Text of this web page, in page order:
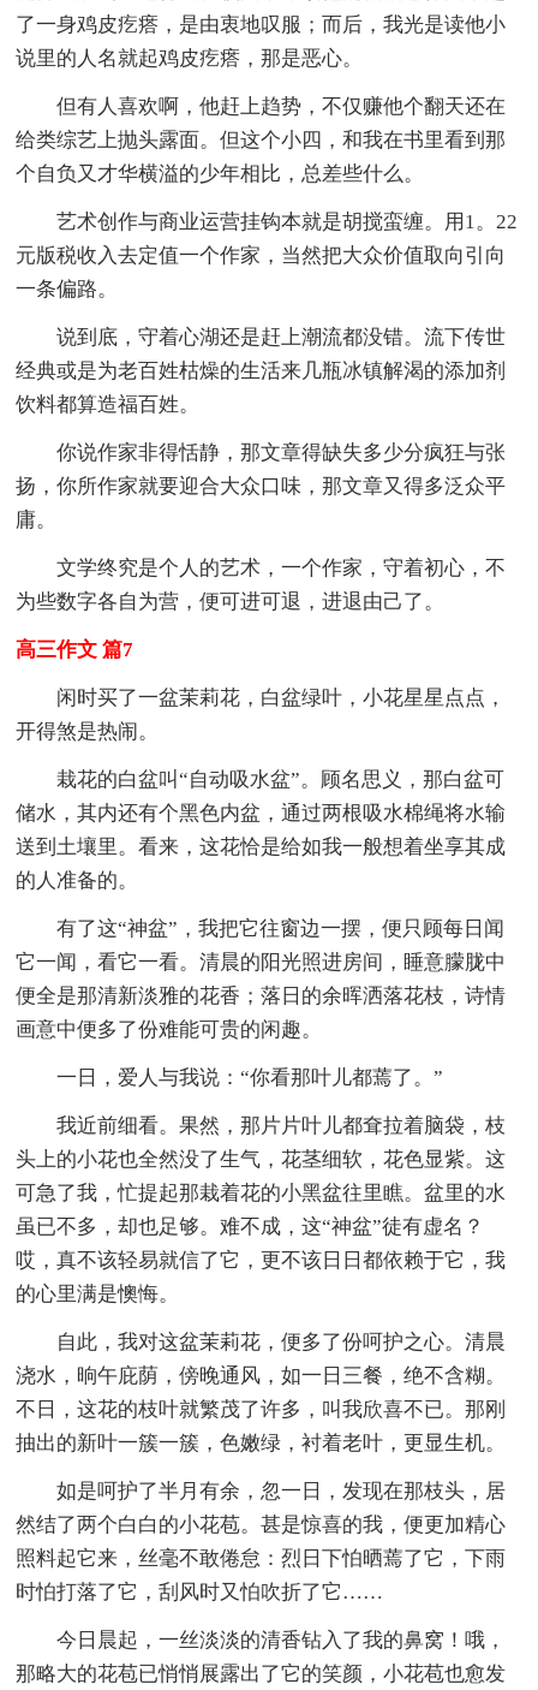
了一身鸡皮疙瘩，是由衷地叹服；而后，我光是读他小
说里的人名就起鸡皮疙瘩，那是恶心。
但有人喜欢啊，他赶上趋势，不仅赚他个翻天还在
给类综艺上抛头露面。但这个小四，和我在书里看到那
个自负又才华横溢的少年相比，总差些什么。
艺术创作与商业运营挂钩本就是胡搅蛮缠。用1。22
元版税收入去定值一个作家，当然把大众价值取向引向
一条偏路。
说到底，守着心湖还是赶上潮流都没错。流下传世
经典或是为老百姓枯燥的生活来几瓶冰镇解渴的添加剂
饮料都算造福百姓。
你说作家非得恬静，那文章得缺失多少分疯狂与张
扬，你所作家就要迎合大众口味，那文章又得多泛众平
庸。
文学终究是个人的艺术，一个作家，守着初心，不
为些数字各自为营，便可进可退，进退由己了。
高三作文 篇7
闲时买了一盆茉莉花，白盆绿叶，小花星星点点，
开得煞是热闹。
栽花的白盆叫“自动吸水盆”。顾名思义，那白盆可
储水，其内还有个黑色内盆，通过两根吸水棉绳将水输
送到土壤里。看来，这花恰是给如我一般想着坐享其成
的人准备的。
有了这“神盆”，我把它往窗边一摆，便只顾每日闻
它一闻，看它一看。清晨的阳光照进房间，睡意朦胧中
便全是那清新淡雅的花香；落日的余晖洒落花枝，诗情
画意中便多了份难能可贵的闲趣。
一日，爱人与我说：“你看那叶儿都蔫了。”
我近前细看。果然，那片片叶儿都耷拉着脑袋，枝
头上的小花也全然没了生气，花茎细软，花色显紫。这
可急了我，忙提起那栽着花的小黑盆往里瞧。盆里的水
虽已不多，却也足够。难不成，这“神盆”徒有虚名？
哎，真不该轻易就信了它，更不该日日都依赖于它，我
的心里满是懊悔。
自此，我对这盆茉莉花，便多了份呵护之心。清晨
浇水，晌午庇荫，傍晚通风，如一日三餐，绝不含糊。
不日，这花的枝叶就繁茂了许多，叫我欣喜不已。那刚
抽出的新叶一簇一簇，色嫩绿，衬着老叶，更显生机。
如是呵护了半月有余，忽一日，发现在那枝头，居
然结了两个白白的小花苞。甚是惊喜的我，便更加精心
照料起它来，丝毫不敢倦怠：烈日下怕晒蔫了它，下雨
时怕打落了它，刮风时又怕吹折了它……
今日晨起，一丝淡淡的清香钻入了我的鼻窝！哦，
那略大的花苞已悄悄展露出了它的笑颜，小花苞也愈发